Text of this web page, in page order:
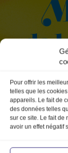
Pour offrir les
telles que les
appareils. Le fait de
des données telles
sur ce site. Le fait de
avoir un effet négatif